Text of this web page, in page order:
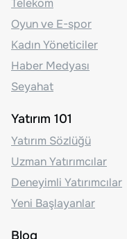
Telekom
Oyun ve E-spor
Kadın Yöneticiler
Haber Medyası
Seyahat
Yatırım 101
Yatırım Sözlüğü
Uzman Yatırımcılar
Deneyimli Yatırımcılar
Yeni Başlayanlar
Blog